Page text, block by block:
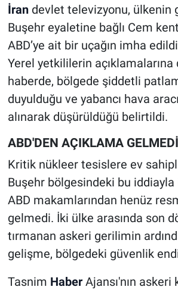
İrandevlet televizyonu, ülkenin
Buşehr eyaletine bağlı Cem
ABD’ye ait bir uçağın imha
Yerel yetkililerin açıklamalarına
haberde, bölgede şiddetli
duyulduğu ve yabancı hava
alınarak düşürüldüğü belirtildi.
ABD'DEN AÇIKLAMA GELMEDİ
Kritik nükleer tesislere ev
Buşehr bölgesindeki bu
ABD makamlarından henüz
gelmedi. İki ülke arasında son
tırmanan askeri gerilimin
gelişme, bölgedeki güvenlik
Tasnim HaberAjansı'nın askeri